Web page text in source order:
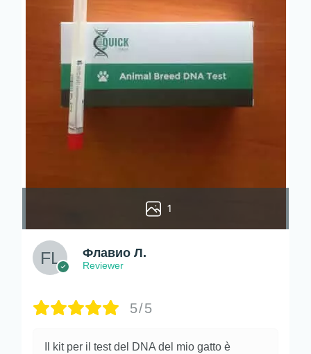
1
Флавио Л.
Reviewer
5/5
Il kit per il test del DNA del mio gatto è